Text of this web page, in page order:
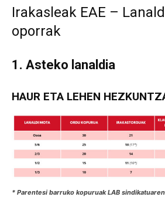
Irakasleak EAE –
oporrak
1. Asteko lanaldia
HAUR ETA LEHEN
* Parentesi barruko kopuruak LAB